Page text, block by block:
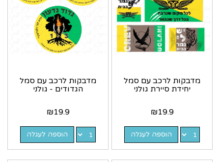
מדבקות לרכב עם סמל
יחידת סיירת גולני
₪19.9
הוספה לעגלה
מדבקות לרכב עם סמל
הגדודים - גולני
₪19.9
הוספה לעגלה